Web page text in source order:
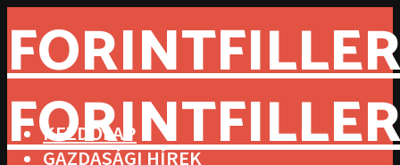
KEZDŐLAP
GAZDASÁGI HÍREK